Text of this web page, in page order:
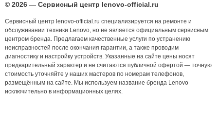
© 2026 — Сервисный центр lenovo-official.ru
Сервисный центр lenovo-official.ru специализируется на ремонте и
обслуживании техники Lenovo, но не является официальным сервисным
центром бренда. Предлагаем качественные услуги по устранению
неисправностей после окончания гарантии, а также проводим
диагностику и настройку устройств. Указанные на сайте цены носят
предварительный характер и не считаются публичной офертой — точную
стоимость уточняйте у наших мастеров по номерам телефонов,
размещённым на сайте. Мы используем название бренда Lenovo
исключительно в информационных целях.